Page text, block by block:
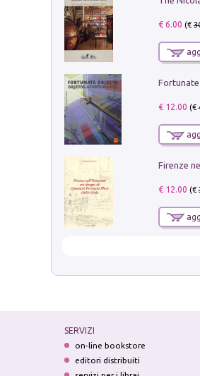
€ 6.00 (€
€ 12.00 (€
€ 12.00 (€
SERVIZI
on-line bookstore
editori distribuiti